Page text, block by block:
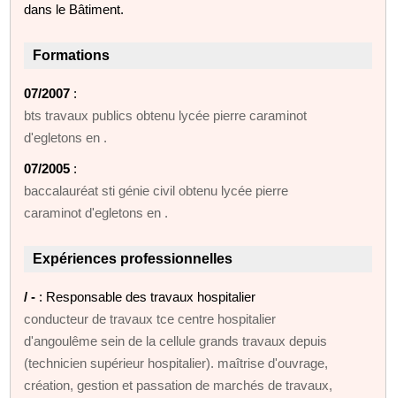
dans le Bâtiment.
Formations
07/2007 :
bts travaux publics obtenu lycée pierre caraminot
d'egletons en .
07/2005 :
baccalauréat sti génie civil obtenu lycée pierre
caraminot d'egletons en .
Expériences professionnelles
/ - : Responsable des travaux hospitalier
conducteur de travaux tce centre hospitalier
d'angoulême sein de la cellule grands travaux depuis
(technicien supérieur hospitalier). maîtrise d'ouvrage,
création, gestion et passation de marchés de travaux,